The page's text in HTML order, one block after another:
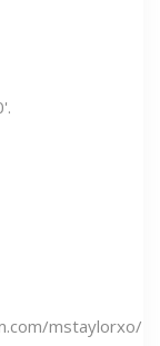
mstaylorxo/